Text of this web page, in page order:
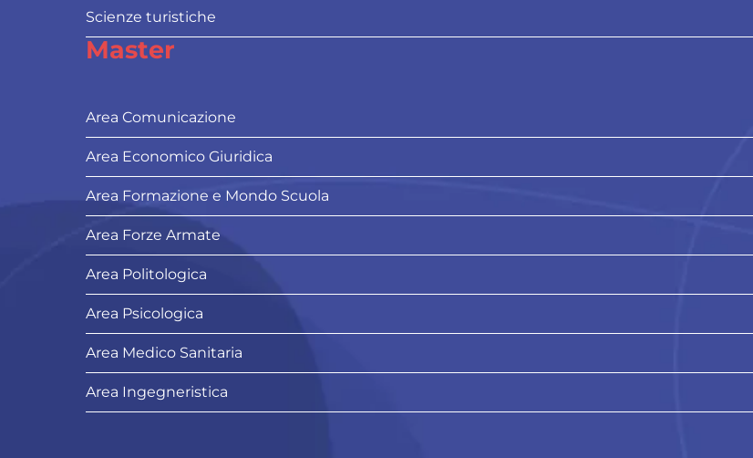
Scienze turistiche
Master
Area Comunicazione
Area Economico Giuridica
Area Formazione e Mondo Scuola
Area Forze Armate
Area Politologica
Area Psicologica
Area Medico Sanitaria
Area Ingegneristica